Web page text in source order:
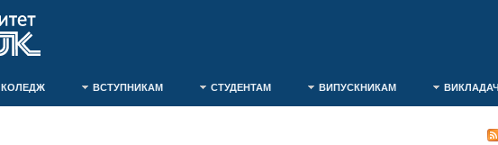
КОЛЕДЖ ВСТУПНИКАМ СТУДЕНТАМ ВИПУСКНИКАМ